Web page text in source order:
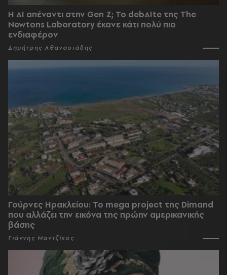
Η AI απέναντι στην Gen Z; Το debAIte της The
Newtons Laboratory έκανε κάτι πολύ πιο
ενδιαφέρον
Δημήτρης Αθανασιάδης
Γούρνες Ηρακλείου: To mega project της Dimand
που αλλάζει την εικόνα της πρώην αμερικανικής
βάσης
Γιάννης Μαντζίκος